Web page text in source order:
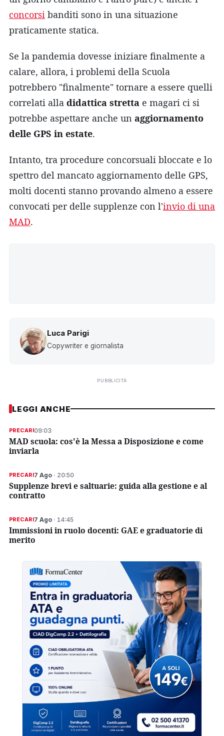
concorsi banditi sono in una situazione
praticamente statica.
Se la pandemia dovesse iniziare finalmente a
calare, allora, i problemi della Scuola
potrebbero "finalmente" tornare a essere quelli
correlati alla didattica stretta e magari ci si
potrebbe aspettare anche un aggiornamento
delle GPS in estate.
Intanto, tra procedure concorsuali bloccate e lo
spettro del mancato aggiornamento delle GPS,
molti docenti stanno provando almeno a essere
convocati per delle supplenze con l'invio di una
MAD.
Luca Parigi
Copywriter e giornalista
PUBBLICITÀ
LEGGI ANCHE
PRECARI09:03
MAD scuola: cos'è la Messa a Disposizione e come
inviarla
PRECARI7 Ago· 20:50
Supplenze brevi e saltuarie: guida alla gestione e al
contratto
PRECARI7 Ago· 14:45
Immissioni in ruolo docenti: GAE e graduatorie di
merito